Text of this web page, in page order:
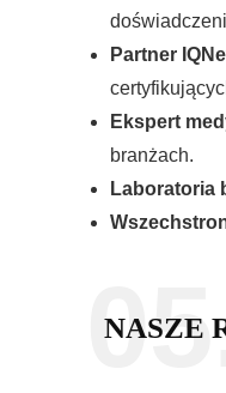
Partner
Ekspert
branżach.
Laboratoria
NASZE